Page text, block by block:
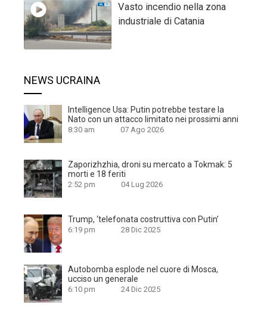
Vasto incendio nella zona
industriale di Catania
NEWS UCRAINA
Intelligence Usa: Putin potrebbe testare la
Nato con un attacco limitato nei prossimi anni
8:30 am 07 Ago 2026
Zaporizhzhia, droni su mercato a Tokmak: 5
morti e 18 feriti
2:52 pm 04 Lug 2026
Trump, ‘telefonata costruttiva con Putin’
6:19 pm 28 Dic 2025
Autobomba esplode nel cuore di Mosca,
ucciso un generale
6:10 pm 24 Dic 2025